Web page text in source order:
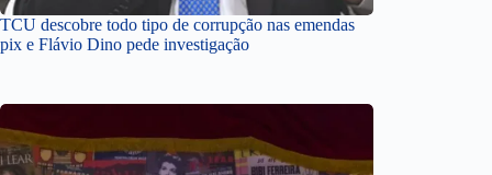
TCU descobre todo tipo de corrupção nas emendas
pix e Flávio Dino pede investigação